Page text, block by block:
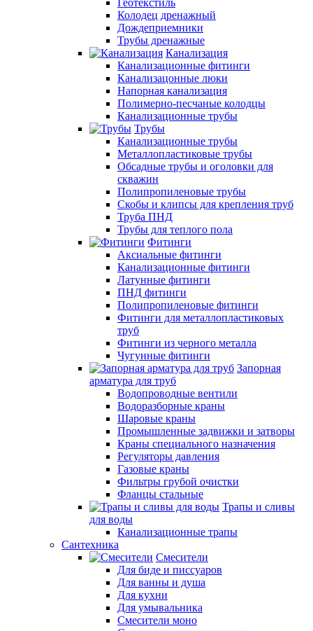
Геотекстиль
Колодец дренажный
Дождеприемники
Трубы дренажные
Канализация
Канализационные фитинги
Канализацонные люки
Напорная канализация
Полимерно-песчаные колодцы
Канализационные трубы
Трубы
Канализационные трубы
Металлопластиковые трубы
Обсадные трубы и оголовки для
скважин
Полипропиленовые трубы
Скобы и клипсы для крепления труб
Труба ПНД
Трубы для теплого пола
Фитинги
Аксиальные фитинги
Канализационные фитинги
Латунные фитинги
ПНД фитинги
Полипропиленовые фитинги
Фитинги для металлопластиковых
труб
Фитинги из черного металла
Чугунные фитинги
Запорная
арматура для труб
Водопроводные вентили
Водоразборные краны
Шаровые краны
Промышленные задвижки и затворы
Краны специального назначения
Регуляторы давления
Газовые краны
Фильтры грубой очистки
Фланцы стальные
Трапы и сливы
для воды
Канализационные трапы
Сантехника
Смесители
Для биде и писсуаров
Для ванны и душа
Для кухни
Для умывальника
Смесители моно